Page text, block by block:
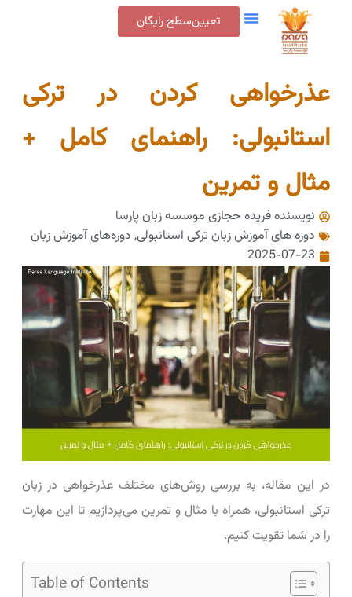
تعیین‌سطح رایگان
عذرخواهی کردن در ترکی
استانبولی: راهنمای کامل +
مثال و تمرین
نویسنده فریده حجازی موسسه زبان پارسا
دوره های آموزش زبان ترکی استانبولی, دوره‌های آموزش زبان
2025-07-23
در این مقاله، به بررسی روش‌های مختلف عذرخواهی در زبان
ترکی استانبولی، همراه با مثال و تمرین می‌پردازیم تا این مهارت
را در شما تقویت کنیم.
Table of Contents